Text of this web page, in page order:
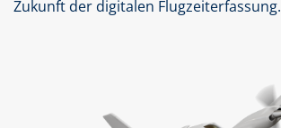
Zukunft der digitalen Flugzeiterfassung.